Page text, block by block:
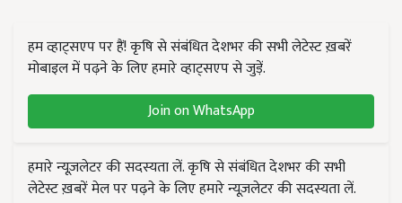
हम व्हाट्सएप पर हैं! कृषि से संबंधित देशभर की सभी लेटेस्ट ख़बरें
मोबाइल में पढ़ने के लिए हमारे व्हाट्सएप से जुड़ें.
Join on WhatsApp
हमारे न्यूज़लेटर की सदस्यता लें. कृषि से संबंधित देशभर की सभी
लेटेस्ट ख़बरें मेल पर पढ़ने के लिए हमारे न्यूज़लेटर की सदस्यता लें.